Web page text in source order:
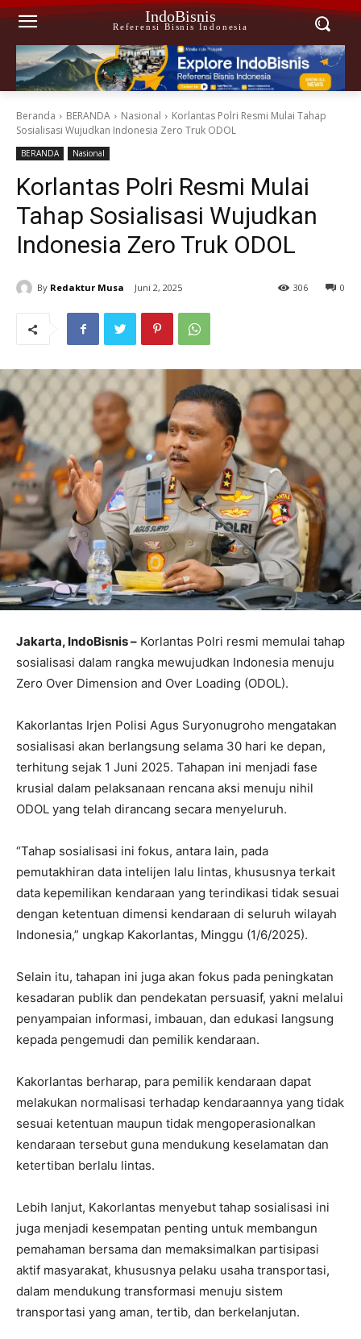
IndoBisnis
Referensi Bisnis Indonesia
Beranda BERANDA Nasional
Korlantas Polri Resmi Mulai Tahap
Sosialisasi Wujudkan Indonesia Zero Truk ODOL
BERANDA Nasional
Korlantas Polri Resmi Mulai
Tahap Sosialisasi Wujudkan
Indonesia Zero Truk ODOL
By Redaktur Musa Juni 2, 2025 0
306
Jakarta, IndoBisnis – Korlantas Polri resmi memulai tahap
sosialisasi dalam rangka mewujudkan Indonesia menuju
Zero Over Dimension and Over Loading (ODOL).
Kakorlantas Irjen Polisi Agus Suryonugroho mengatakan
sosialisasi akan berlangsung selama 30 hari ke depan,
terhitung sejak 1 Juni 2025. Tahapan ini menjadi fase
krusial dalam pelaksanaan rencana aksi menuju nihil
ODOL yang telah dirancang secara menyeluruh.
“Tahap sosialisasi ini fokus, antara lain, pada
pemutakhiran data intelijen lalu lintas, khususnya terkait
data kepemilikan kendaraan yang terindikasi tidak sesuai
dengan ketentuan dimensi kendaraan di seluruh wilayah
Indonesia,” ungkap Kakorlantas, Minggu (1/6/2025).
Selain itu, tahapan ini juga akan fokus pada peningkatan
kesadaran publik dan pendekatan persuasif, yakni melalui
penyampaian informasi, imbauan, dan edukasi langsung
kepada pengemudi dan pemilik kendaraan.
Kakorlantas berharap, para pemilik kendaraan dapat
melakukan normalisasi terhadap kendaraannya yang tidak
sesuai ketentuan maupun tidak mengoperasionalkan
kendaraan tersebut guna mendukung keselamatan dan
ketertiban berlalu lintas.
Lebih lanjut, Kakorlantas menyebut tahap sosialisasi ini
juga menjadi kesempatan penting untuk membangun
pemahaman bersama dan memaksimalkan partisipasi
aktif masyarakat, khususnya pelaku usaha transportasi,
dalam mendukung transformasi menuju sistem
transportasi yang aman, tertib, dan berkelanjutan.